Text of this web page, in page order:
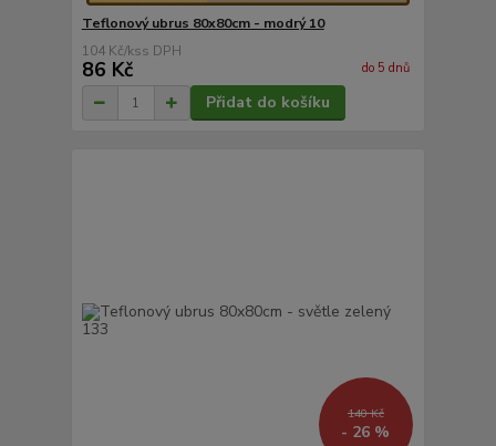
Teflonový ubrus 80x80cm - modrý 10
104 Kč/ks
86 Kč do 5 dnů
Přidat do košíku
140 Kč
- 26 %